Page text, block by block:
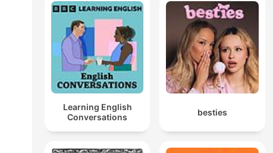
Learning English
Conversations
besties